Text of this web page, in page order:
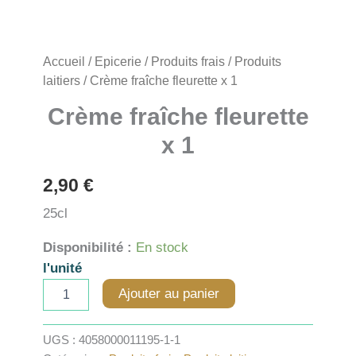
Accueil / Epicerie / Produits frais / Produits
laitiers / Crème fraîche fleurette x 1
Crème fraîche fleurette
x 1
2,90 €
25cl
Disponibilité : En stock
l'unité
fraîche
Ajouter au panier
UGS : 4058000011195-1-1